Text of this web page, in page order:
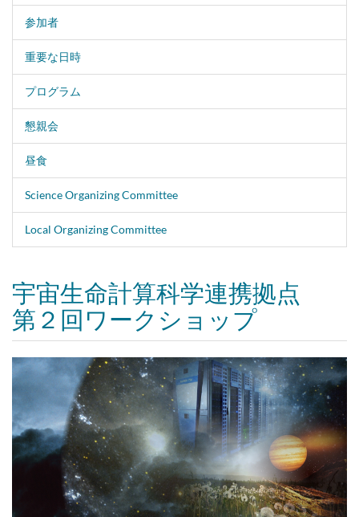
参加者
重要な日時
プログラム
懇親会
昼食
Science Organizing Committee
Local Organizing Committee
宇宙生命計算科学連携拠点
第２回ワークショップ